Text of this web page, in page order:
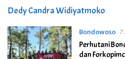
Dedy Candra Widiyatmoko
Bondowoso 7
Perhutani
dan